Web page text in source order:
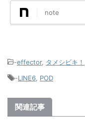
note
-effector, タメシビキ！
-LINE6 POD
関連記事